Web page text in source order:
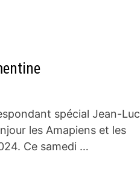
spécial Jean-Luc
les Amapiens et les
Ce samedi …